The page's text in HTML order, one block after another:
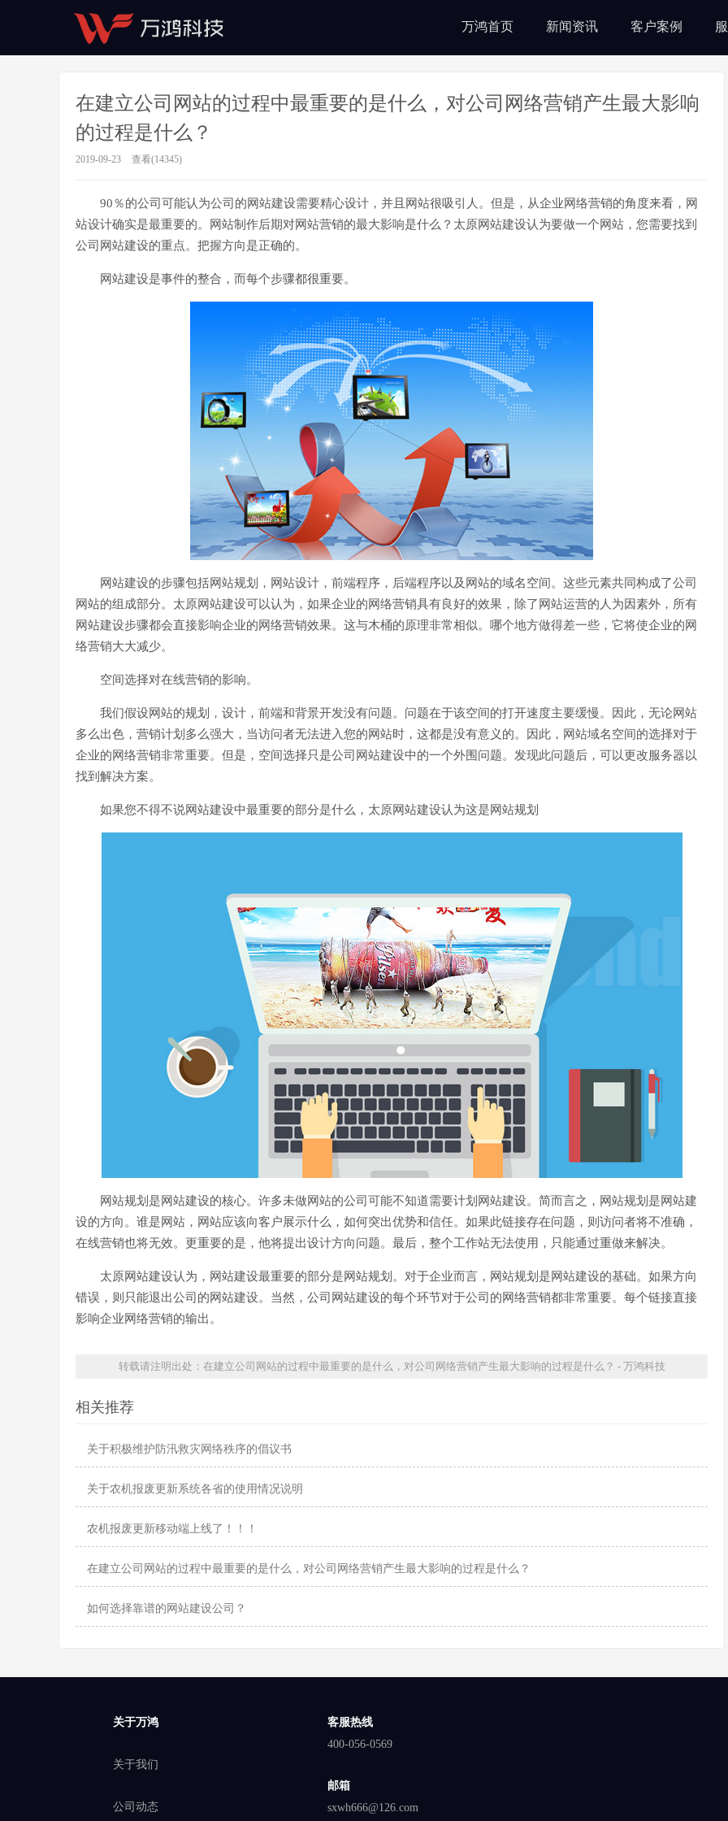
万鸿首页 新闻资讯 客户案例
在建立公司网站的过程中最重要的是什么，对公司网络营销产生最大影响
的过程是什么？
2019-09-23 查看(14345)
90％的公司可能认为公司的网站建设需要精心设计，并且网站很吸引人。但是，从企业网络营销的角度来看，网
站设计确实是最重要的。网站制作后期对网站营销的最大影响是什么？太原网站建设认为要做一个网站，您需要找到
公司网站建设的重点。把握方向是正确的。
网站建设是事件的整合，而每个步骤都很重要。
网站建设的步骤包括网站规划，网站设计，前端程序，后端程序以及网站的域名空间。这些元素共同构成了公司
网站的组成部分。太原网站建设可以认为，如果企业的网络营销具有良好的效果，除了网站运营的人为因素外，所有
网站建设步骤都会直接影响企业的网络营销效果。这与木桶的原理非常相似。哪个地方做得差一些，它将使企业的网
络营销大大减少。
空间选择对在线营销的影响。
我们假设网站的规划，设计，前端和背景开发没有问题。问题在于该空间的打开速度主要缓慢。因此，无论网站
多么出色，营销计划多么强大，当访问者无法进入您的网站时，这都是没有意义的。因此，网站域名空间的选择对于
企业的网络营销非常重要。但是，空间选择只是公司网站建设中的一个外围问题。发现此问题后，可以更改服务器以
找到解决方案。
如果您不得不说网站建设中最重要的部分是什么，太原网站建设认为这是网站规划
网站规划是网站建设的核心。许多未做网站的公司可能不知道需要计划网站建设。简而言之，网站规划是网站建
设的方向。谁是网站，网站应该向客户展示什么，如何突出优势和信任。如果此链接存在问题，则访问者将不准确，
在线营销也将无效。更重要的是，他将提出设计方向问题。最后，整个工作站无法使用，只能通过重做来解决。
太原网站建设认为，网站建设最重要的部分是网站规划。对于企业而言，网站规划是网站建设的基础。如果方向
错误，则只能退出公司的网站建设。当然，公司网站建设的每个环节对于公司的网络营销都非常重要。每个链接直接
影响企业网络营销的输出。
转载请注明出处：在建立公司网站的过程中最重要的是什么，对公司网络营销产生最大影响的过程是什么？ - 万鸿科技
相关推荐
关于积极维护防汛救灾网络秩序的倡议书
关于农机报废更新系统各省的使用情况说明
农机报废更新移动端上线了！！！
在建立公司网站的过程中最重要的是什么，对公司网络营销产生最大影响的过程是什么？
如何选择靠谱的网站建设公司？
关于万鸿
关于我们
公司动态
客服热线
400-056-0569
邮箱
sxwh666@126.com